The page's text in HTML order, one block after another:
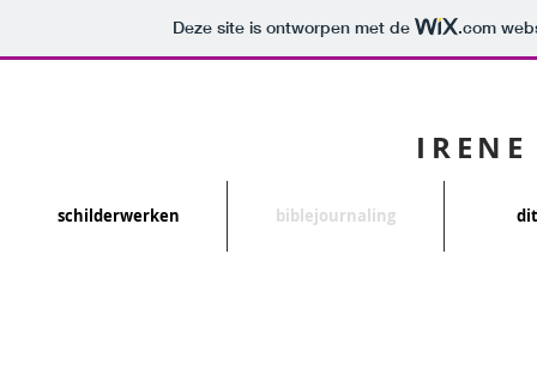
Deze site is ontworpen met de .com
schilderwerken biblejournaling